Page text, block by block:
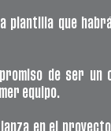
plantilla que
de ser un
equipo.
en el